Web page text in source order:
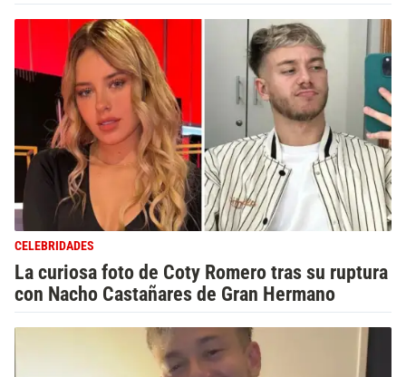
CELEBRIDADES
La curiosa foto de Coty Romero tras su ruptura
con Nacho Castañares de Gran Hermano